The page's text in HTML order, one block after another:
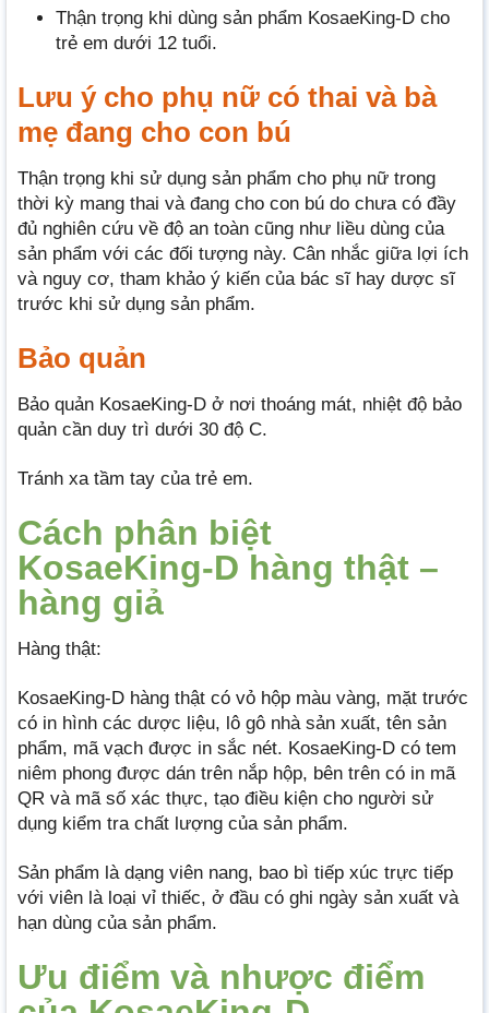
Thận trọng khi dùng sản phẩm KosaeKing-D cho
trẻ em dưới 12 tuổi.
Lưu ý cho phụ nữ có thai và bà
mẹ đang cho con bú
Thận trọng khi sử dụng sản phẩm cho phụ nữ trong
thời kỳ mang thai và đang cho con bú do chưa có đầy
đủ nghiên cứu về độ an toàn cũng như liều dùng của
sản phẩm với các đối tượng này. Cân nhắc giữa lợi ích
và nguy cơ, tham khảo ý kiến của bác sĩ hay dược sĩ
trước khi sử dụng sản phẩm.
Bảo quản
Bảo quản KosaeKing-D ở nơi thoáng mát, nhiệt độ bảo
quản cần duy trì dưới 30 độ C.
Tránh xa tầm tay của trẻ em.
Cách phân biệt
KosaeKing-D hàng thật –
hàng giả
Hàng thật:
KosaeKing-D hàng thật có vỏ hộp màu vàng, mặt trước
có in hình các dược liệu, lô gô nhà sản xuất, tên sản
phẩm, mã vạch được in sắc nét. KosaeKing-D có tem
niêm phong được dán trên nắp hộp, bên trên có in mã
QR và mã số xác thực, tạo điều kiện cho người sử
dụng kiểm tra chất lượng của sản phẩm.
Sản phẩm là dạng viên nang, bao bì tiếp xúc trực tiếp
với viên là loại vỉ thiếc, ở đầu có ghi ngày sản xuất và
hạn dùng của sản phẩm.
Ưu điểm và nhược điểm